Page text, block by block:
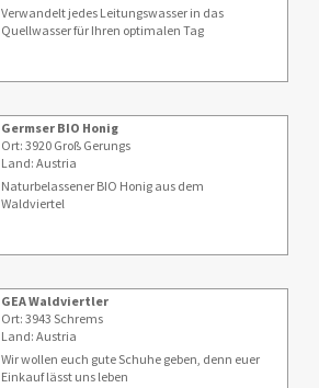
Verwandelt jedes Leitungswasser in das
Quellwasser für Ihren optimalen Tag
Germser BIO Honig
Ort: 3920 Groß Gerungs
Land: Austria
Naturbelassener BIO Honig aus dem
Waldviertel
GEA Waldviertler
Ort: 3943 Schrems
Land: Austria
Wir wollen euch gute Schuhe geben, denn euer
Einkauf lässt uns leben